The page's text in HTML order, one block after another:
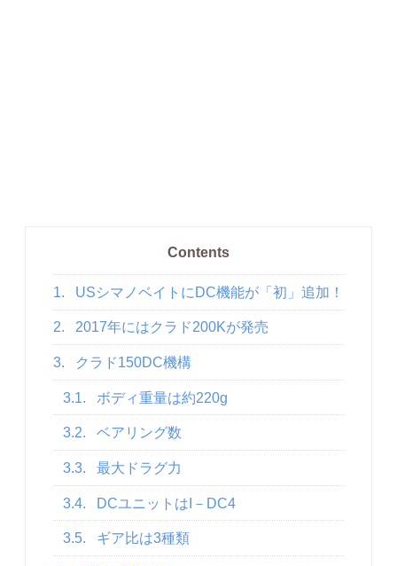
Contents
1. USシマノベイトにDC機能が「初」追加！
2. 2017年にはクラド200Kが発売
3. クラド150DC機構
3.1. ボディ重量は約220g
3.2. ベアリング数
3.3. 最大ドラグ力
3.4. DCユニットはI－DC4
3.5. ギア比は3種類